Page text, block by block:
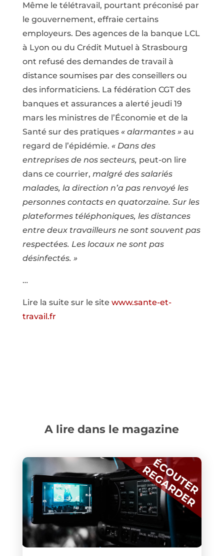
Même le télétravail, pourtant préconisé par
le gouvernement, effraie certains
employeurs. Des agences de la banque LCL
à Lyon ou du Crédit Mutuel à Strasbourg
ont refusé des demandes de travail à
distance soumises par des conseillers ou
des informaticiens. La fédération CGT des
banques et assurances a alerté jeudi 19
mars les ministres de l’Économie et de la
Santé sur des pratiques « alarmantes »au
regard de l’épidémie. « Dans des
entreprises de nos secteurs, peut-on lire
dans ce courrier, malgré des salariés
malades, la direction n’a pas renvoyé les
personnes contacts en quatorzaine. Sur les
plateformes téléphoniques, les distances
entre deux travailleurs ne sont souvent pas
respectées. Les locaux ne sont pas
désinfectés. »
…
Lire la suite sur le site www.sante-et-
travail.fr
A lire dans le magazine